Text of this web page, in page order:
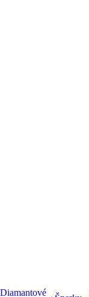
Diamantové